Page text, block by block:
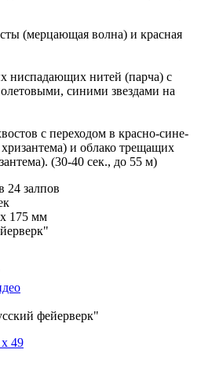
(мерцающая волна) и красная
ниспадающих нитей (парча) с
синими звездами на
с переходом в красно-сине-
и облако трещащих
(30-40 сек., до 55 м)
24 залпов
175 мм
фейерверк"
49